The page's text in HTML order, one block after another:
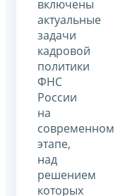
включены
актуальные
задачи
кадровой
политики
ФНС
России
на
современном
этапе,
над
решением
которых